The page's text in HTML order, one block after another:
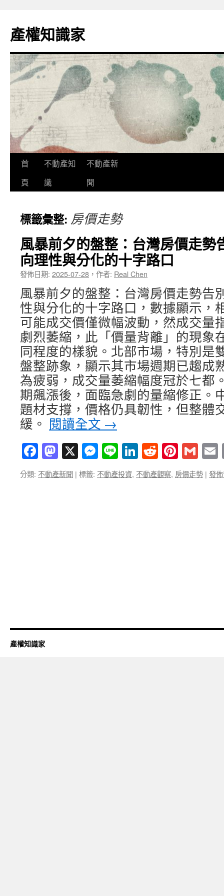
主
要
容
產權知識家
首
頁
不動產知
識
不動產新
聞
標籤彙整: 房價走勢
風暴前夕的盤整：台灣房價走勢
向理性與分化的十字路口
發佈日期: 2025-07-28 ， 作者: Real Chen
風暴前夕的盤整：台灣房價走勢告
性與分化的十字路口，數據顯示，
可能成交價僅微幅波動，然成交量
劇烈萎縮，此「價量背離」的現象
同程度的樣貌。北部市場，特別是
盤整跡象，顯示其市場週期已趨成
為疲弱，成交量萎縮幅度冠於七都
期飆漲後，面臨急劇的量縮修正。
題材支撐，價格仍具韌性，但整體
緩。 閱讀全文 →
Facebook
Mastodon
X Messenger
LineLinkedIn
Reddit
分類: 不動產新聞 | 標籤: 不動產投資, 不動產觀察, 房價走勢 | 發
產權知識家